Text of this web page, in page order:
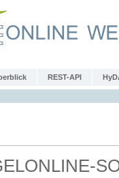
REST-API